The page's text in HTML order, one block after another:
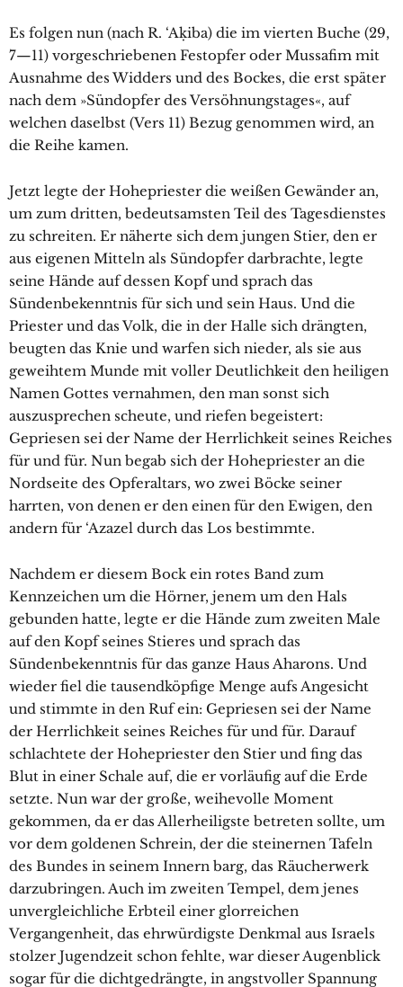
Es folgen nun (nach R. ‘Aḳiba) die im vierten Buche (29,
7—11) vorgeschriebenen Festopfer oder Mussafim mit
Ausnahme des Widders und des Bockes, die erst später
nach dem »Sündopfer des Versöhnungstages«, auf
welchen daselbst (Vers 11) Bezug genommen wird, an
die Reihe kamen.
Jetzt legte der Hohepriester die weißen Gewänder an,
um zum dritten, bedeutsamsten Teil des Tagesdienstes
zu schreiten. Er näherte sich dem jungen Stier, den er
aus eigenen Mitteln als Sündopfer darbrachte, legte
seine Hände auf dessen Kopf und sprach das
Sündenbekenntnis für sich und sein Haus. Und die
Priester und das Volk, die in der Halle sich drängten,
beugten das Knie und warfen sich nieder, als sie aus
geweihtem Munde mit voller Deutlichkeit den heiligen
Namen Gottes vernahmen, den man sonst sich
auszusprechen scheute, und riefen begeistert:
Gepriesen sei der Name der Herrlichkeit seines Reiches
für und für. Nun begab sich der Hohepriester an die
Nordseite des Opferaltars, wo zwei Böcke seiner
harrten, von denen er den einen für den Ewigen, den
andern für ‘Azazel durch das Los bestimmte.
Nachdem er diesem Bock ein rotes Band zum
Kennzeichen um die Hörner, jenem um den Hals
gebunden hatte, legte er die Hände zum zweiten Male
auf den Kopf seines Stieres und sprach das
Sündenbekenntnis für das ganze Haus Aharons. Und
wieder fiel die tausendköpfige Menge aufs Angesicht
und stimmte in den Ruf ein: Gepriesen sei der Name
der Herrlichkeit seines Reiches für und für. Darauf
schlachtete der Hohepriester den Stier und fing das
Blut in einer Schale auf, die er vorläufig auf die Erde
setzte. Nun war der große, weihevolle Moment
gekommen, da er das Allerheiligste betreten sollte, um
vor dem goldenen Schrein, der die steinernen Tafeln
des Bundes in seinem Innern barg, das Räucherwerk
darzubringen. Auch im zweiten Tempel, dem jenes
unvergleichliche Erbteil einer glorreichen
Vergangenheit, das ehrwürdigste Denkmal aus Israels
stolzer Jugendzeit schon fehlte, war dieser Augenblick
sogar für die dichtgedrängte, in angstvoller Spannung